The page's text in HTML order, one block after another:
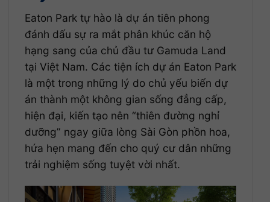
Eaton Park tự hào là dự án tiên phong
đánh dấu sự ra mắt phân khúc căn hộ
hạng sang của chủ đầu tư Gamuda Land
tại Việt Nam. Các tiện ích dự án Eaton Park
là một trong những lý do chủ yếu biến dự
án thành một không gian sống đẳng cấp,
hiện đại, kiến tạo nên “thiên đường nghỉ
dưỡng” ngay giữa lòng Sài Gòn phồn hoa,
hứa hẹn mang đến cho quý cư dân những
trải nghiệm sống tuyệt vời nhất.